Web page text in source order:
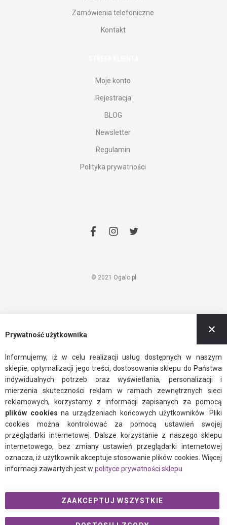
Zamówienia telefoniczne
Kontakt
Moje konto
Rejestracja
BLOG
Newsletter
Regulamin
Polityka prywatności
facebook
instagram
twitter
© 2021 Ogalo.pl
Prywatność użytkownika
Informujemy, iż w celu realizacji usług dostępnych w naszym
sklepie, optymalizacji jego treści, dostosowania sklepu do Państwa
indywidualnych potrzeb oraz wyświetlania, personalizacji i
mierzenia skuteczności reklam w ramach zewnętrznych sieci
reklamowych, korzystamy z informacji zapisanych za pomocą
plików cookiesna urządzeniach końcowych użytkowników. Pliki
cookies można kontrolować za pomocą ustawień swojej
przeglądarki internetowej. Dalsze korzystanie z naszego sklepu
internetowego, bez zmiany ustawień przeglądarki internetowej
oznacza, iż użytkownik akceptuje stosowanie plików cookies. Więcej
informacji zawartych jest w polityce prywatności sklepu
ZAAKCEPTUJ WSZYSTKIE